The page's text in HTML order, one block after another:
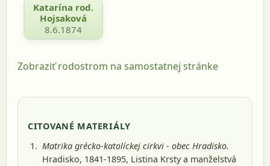
Katarína rod.
Hojsaková
8.6.1874
Zobraziť rodostrom na samostatnej stránke
CITOVANÉ MATERIÁLY
Matrika grécko-katolíckej cirkvi - obec Hradisko.
Hradisko, 1841-1895, Listina Krsty a manželstvá